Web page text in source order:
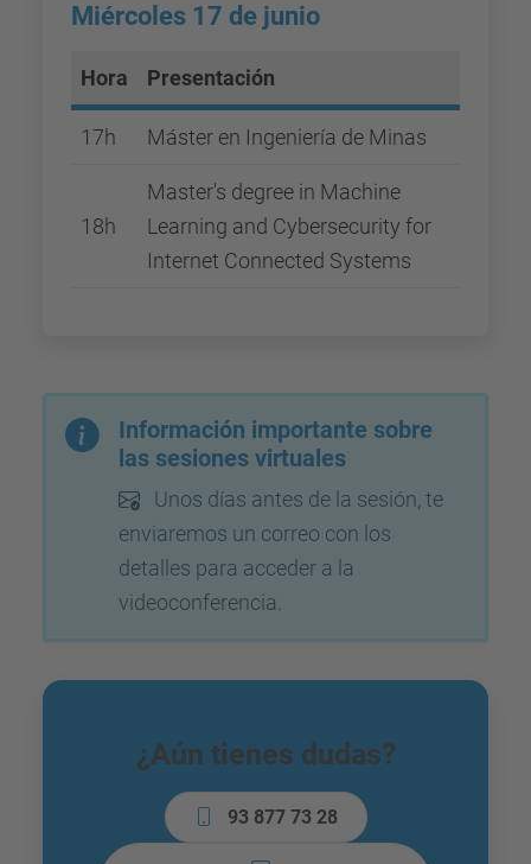
Miércoles 17 de junio
Hora Presentación
17h Máster en Ingeniería de Minas
18h
Master's degree in Machine
Learning and Cybersecurity for
Internet Connected Systems
Información importante sobre
las sesiones virtuales
Unos días antes de la sesión, te
enviaremos un correo con los
detalles para acceder a la
videoconferencia.
¿Aún tienes dudas?
93 877 73 28